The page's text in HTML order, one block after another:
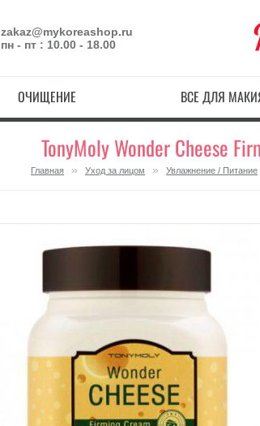
zakaz@mykoreashop.ru
пн - пт : 10.00 - 18.00
ОЧИЩЕНИЕ ВСЕ ДЛЯ
TonyMoly Wonder Cheese
Главная » Уход за лицом » Увлажнение / Питание